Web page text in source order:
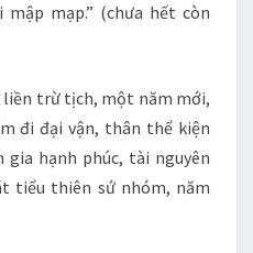
mạp.” (chưa hết còn
liền trừ tịch, một năm mới,
đi đại vận, thân thể kiện
gia hạnh phúc, tài nguyên
tiểu thiên sứ nhóm, năm